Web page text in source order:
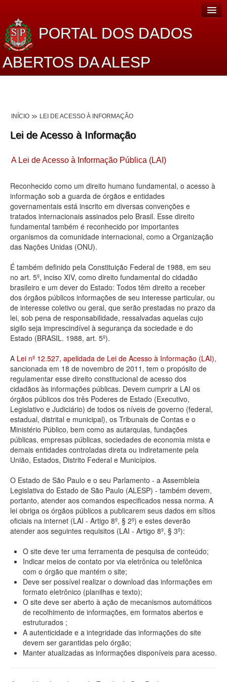
PORTAL DOS DADOS
ABERTOS DA ALESP
Lei de Acesso à Informação
Dados Governamentais Abertos
Planejamento
Catálogo de dados
Processo Legislativo
Deputados Estaduais
Administração
Legislação
Agenda
Perguntas frequentes
Contato
INÍCIO LEI DE ACESSO À INFORMAÇÃO
Lei de Acesso à Informação
A Lei de Acesso à Informação Pública (LAI)
Reconhecido como um direito humano fundamental, o acesso à
informação sob a guarda de órgãos e entidades
governamentais está inscrito em diversas convenções e
tratados internacionais assinados pelo Brasil. Esse direito
fundamental também é reconhecido por importantes
organismos da comunidade internacional, como a Organização
das Nações Unidas (ONU).
É também definido pela Constituição Federal de 1988, em seu
no art. 5º, inciso XIV, como direito fundamental do cidadão
brasileiro e um dever do Estado: Todos têm direito a receber
dos órgãos públicos informações de seu interesse particular, ou
de interesse coletivo ou geral, que serão prestadas no prazo da
lei, sob pena de responsabilidade, ressalvadas aquelas cujo
sigilo seja imprescindível à segurança da sociedade e do
Estado (BRASIL. 1988, art. 5º).
A Lei nº 12.527, apelidada de Lei de Acesso à Informação (LAI),
sancionada em 18 de novembro de 2011, tem o propósito de
regulamentar esse direito constitucional de acesso dos
cidadãos às informações públicas. Devem cumprir a LAI os
órgãos públicos dos três Poderes de Estado (Executivo,
Legislativo e Judiciário) de todos os níveis de governo (federal,
estadual, distrital e municipal), os Tribunais de Contas e o
Ministério Público, bem como as autarquias, fundações
públicas, empresas públicas, sociedades de economia mista e
demais entidades controladas direta ou indiretamente pela
União, Estados, Distrito Federal e Municípios.
O Estado de São Paulo e o seu Parlamento - a Assembleia
Legislativa do Estado de São Paulo (ALESP) - também devem,
portanto, atender aos comandos especificados nessa norma. A
lei obriga os órgãos públicos a publicarem seus dados em sítios
oficiais na internet (LAI - Artigo 8º, § 2º) e estes deverão
atender aos seguintes requisitos (LAI - Artigo 8º, § 3º):
O site deve ter uma ferramenta de pesquisa de conteúdo;
Indicar meios de contato por via eletrônica ou telefônica
com o órgão que mantém o site;
Deve ser possível realizar o download das informações em
formato eletrônico (planilhas e texto);
O site deve ser aberto à ação de mecanismos automáticos
de recolhimento de informações, em formatos abertos e
estruturados ;
A autenticidade e a integridade das informações do site
devem ser garantidas pelo órgão;
Manter atualizadas as informações disponíveis para acesso.